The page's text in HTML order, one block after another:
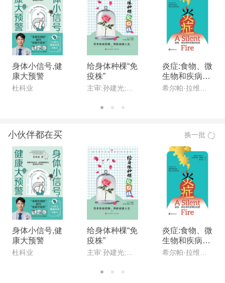
身体小信号,健
康大预警
杜科业
给身体种棵“免
疫株”
主审:孙建光;主编:宋明全,王秀玲
炎症:食物、微
生物和疾病的
故事
希尔帕·拉维拉(Shilpa Ravella)
小伙伴都在买 换一批
身体小信号,健
康大预警
杜科业
给身体种棵“免
疫株”
炎症:食物、微
生物和疾病的
故事